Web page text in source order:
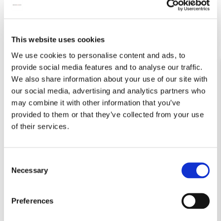
This website uses cookies
We use cookies to personalise content and ads, to
provide social media features and to analyse our traffic.
We also share information about your use of our site with
our social media, advertising and analytics partners who
may combine it with other information that you’ve
provided to them or that they’ve collected from your use
of their services.
Selection
Necessary
Preferences
Combi agenda groot week
VOEG TOE
Waarom de papieren kantooragenda?
Tegenwoordig gaat veel digitaal. Mensen schrijven hun
namelijk voor dat je ze beter kunt onthouden. Wanneer je ze
opschrijft op een papieren kantooragenda, zul je de afspraak
afspraak in de digitale agenda niet mogelijk wanneer je aan
het telefoneren bent. Wanneer je de kantooragenda open op